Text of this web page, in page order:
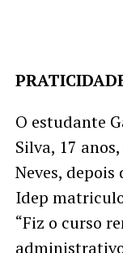
O estudante
Silva, 17
Neves,
Idep
“Fiz o curso